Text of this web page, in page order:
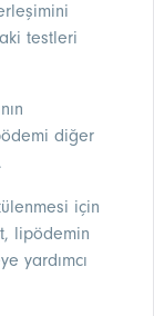
testleri
diğer
için
lipödemin
yardımcı